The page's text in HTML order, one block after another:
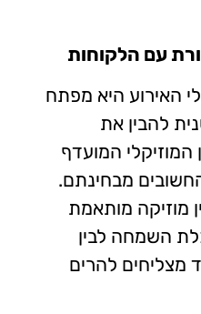
עם הלקוחות
האירוע היא מפתח
להבין את
המוזיקלי המועדף
מבחינתם.
מוזיקה מותאמת
השמחה לבין
מצליחים להרים